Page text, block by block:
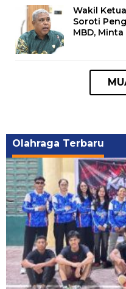
Wakil
Soroti
MBD,
Olahraga Terbaru